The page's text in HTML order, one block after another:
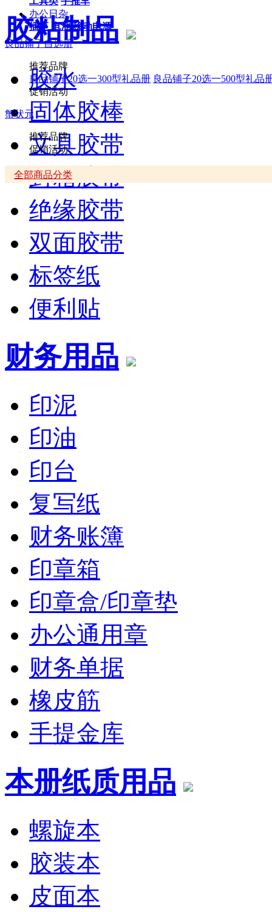
办公日杂
插座 电池 移动电源
良品铺子自选册
推荐品牌
良品铺子20选一300型礼品册 良品铺子20选一500型礼品
促销活动
蟹状元
推荐品牌
促销活动
全部商品分类
胶粘制品
胶水
固体胶棒
文具胶带
封箱胶带
绝缘胶带
双面胶带
标签纸
便利贴
财务用品
印泥
印油
印台
复写纸
财务账簿
印章箱
印章盒/印章垫
办公通用章
财务单据
橡皮筋
手提金库
本册纸质用品
螺旋本
胶装本
皮面本